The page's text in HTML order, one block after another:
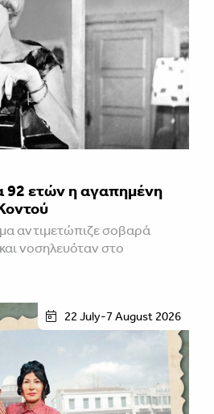
92 ετών η αγαπημένη
αντιμετώπιζε σοβαρά
νοσηλευόταν στο
22 July-7 August 2026